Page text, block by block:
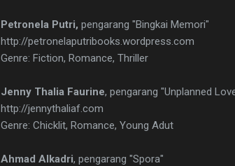
Petronela Putri, pengarang "Bingkai Memori"
http://petronelaputribooks.wordpress.com
Genre: Fiction, Romance, Thriller
Jenny Thalia Faurine, pengarang "Unplanned
http://jennythaliaf.com
Genre: Chicklit, Romance, Young Adut
Ahmad Alkadri, pengarang "Spora"